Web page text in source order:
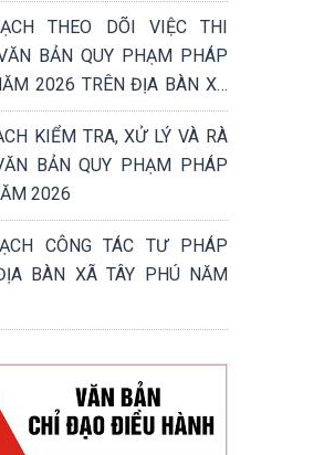
THEO DÕI VIỆC THI
BẢN QUY PHẠM PHÁP
2026 TRÊN ĐỊA BÀN XÃ
KIỂM TRA, XỬ LÝ VÀ RÀ
BẢN QUY PHẠM PHÁP
2026
CÔNG TÁC TƯ PHÁP
BÀN XÃ TÂY PHÚ NĂM